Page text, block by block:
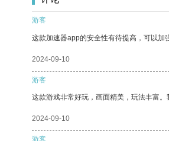
游客
这款加速器app的安全性有待提高，可以加
2024-09-10
游客
这款游戏非常好玩，画面精美，玩法丰富。
2024-09-10
游客